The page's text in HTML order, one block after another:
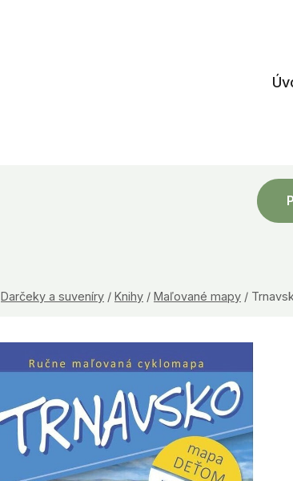
Darčeky a suveníry / Knihy / Maľované mapy /